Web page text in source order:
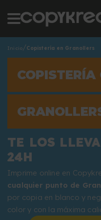
Inicio Copistería en Granollers
COPISTERÍA
TE LOS
24H
Imprime online en
cualquier punto de
por copia en blanco y
color y con la máxima